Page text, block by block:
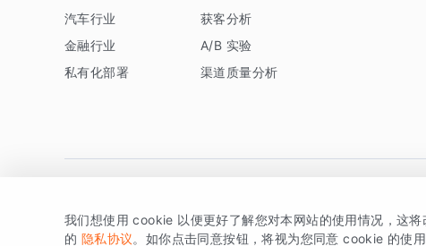
汽车行业
金融行业
私有化部署
获客分析
A/B 实验
渠道质量分析
版权所有 © 北京易数科技有限公司SDK相关说明 京ICP备
我们想使用 cookie 以便更好了解您对本网站的使用情况，这
的 隐私协议。如你点击同意按钮，将视为您同意 cookie 的使用